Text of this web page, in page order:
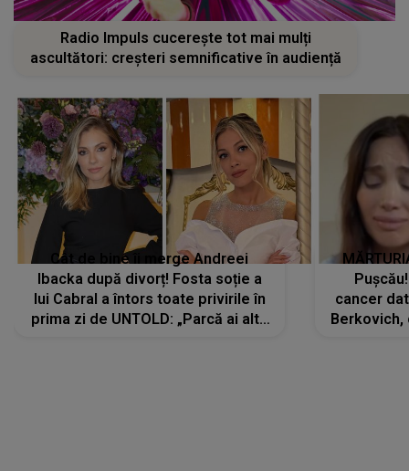
Radio Impuls cucerește tot mai mulți
ascultători: creșteri semnificative în audiență
Cât de bine îi merge Andreei
Ibacka după divorț! Fosta soție a
lui Cabral a întors toate privirile în
prima zi de UNTOLD: „Parcă ai altă
cancer
Berkovich,